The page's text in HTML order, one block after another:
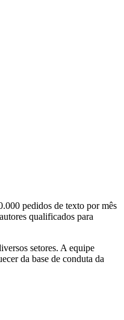
pedidos de texto por mês
qualificados para
setores. A equipe
da base de conduta da